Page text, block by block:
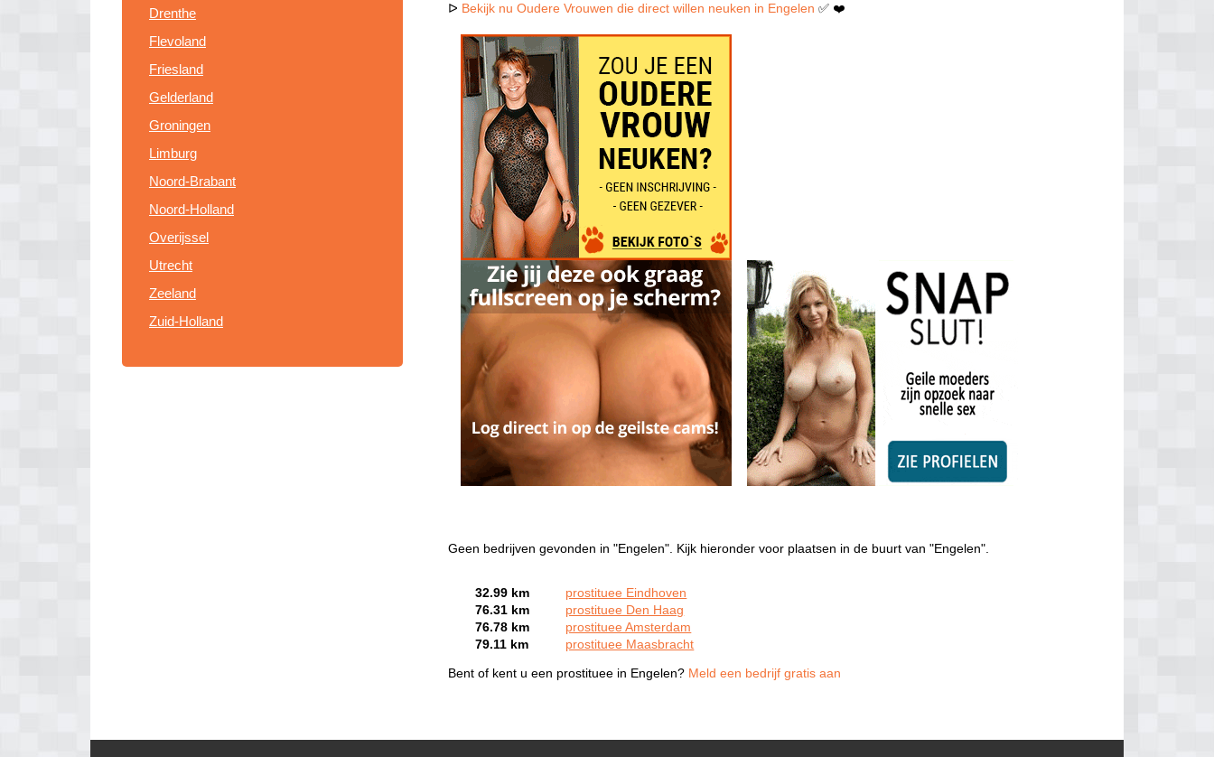
Drenthe
Flevoland
Friesland
Gelderland
Groningen
Limburg
Noord-Brabant
Noord-Holland
Overijssel
Utrecht
Zeeland
Zuid-Holland
ᐅ Bekijk nu Oudere Vrouwen die direct willen neuken in Engelen ✅ ❤️
Geen bedrijven gevonden in "Engelen". Kijk hieronder voor plaatsen in de buurt van "Engelen".
32.99 km
prostituee Eindhoven
76.31 km
prostituee Den Haag
76.78 km
prostituee Amsterdam
79.11 km
prostituee Maasbracht
Bent of kent u een prostituee in Engelen? Meld een bedrijf gratis aan